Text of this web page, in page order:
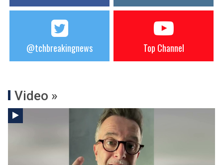
@tchbreakingnews Top Channel
Video »